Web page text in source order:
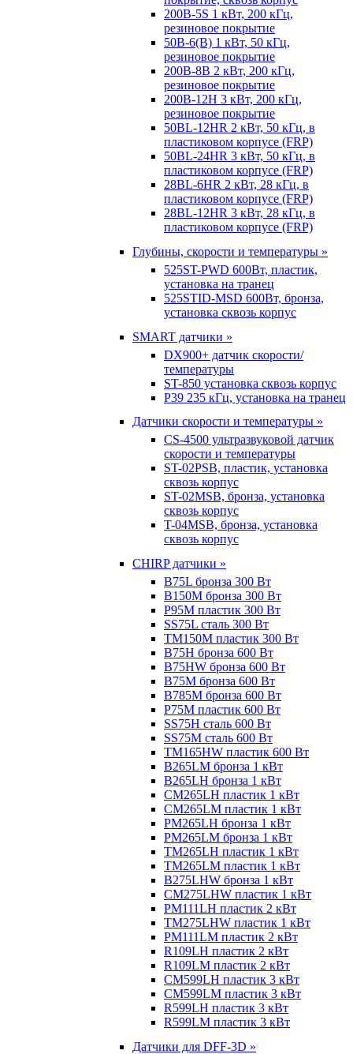
200B-5S 1 кВт, 200 кГц,
резиновое покрытие
50B-6(B) 1 кВт, 50 кГц,
резиновое покрытие
200B-8B 2 кВт, 200 кГц,
резиновое покрытие
200B-12H 3 кВт, 200 кГц,
резиновое покрытие
50BL-12HR 2 кВт, 50 кГц, в
пластиковом корпусе (FRP)
50BL-24HR 3 кВт, 50 кГц, в
пластиковом корпусе (FRP)
28BL-6HR 2 кВт, 28 кГц, в
пластиковом корпусе (FRP)
28BL-12HR 3 кВт, 28 кГц, в
пластиковом корпусе (FRP)
Глубины, скорости и температуры »
525ST-PWD 600Вт, пластик,
установка на транец
525STID-MSD 600Вт, бронза,
установка сквозь корпус
SMART датчики »
DX900+ датчик скорости/
температуры
ST-850 установка сквозь корпус
P39 235 кГц, установка на транец
Датчики скорости и температуры »
CS-4500 ультразвуковой датчик
скорости и температуры
ST-02PSB, пластик, установка
сквозь корпус
ST-02MSB, бронза, установка
сквозь корпус
T-04MSB, бронза, установка
сквозь корпус
CHIRP датчики »
B75L бронза 300 Вт
B150M бронза 300 Вт
P95M пластик 300 Вт
SS75L сталь 300 Вт
TM150M пластик 300 Вт
B75H бронза 600 Вт
B75HW бронза 600 Вт
B75M бронза 600 Вт
B785M бронза 600 Вт
P75M пластик 600 Вт
SS75H сталь 600 Вт
SS75M сталь 600 Вт
TM165HW пластик 600 Вт
B265LM бронза 1 кВт
B265LH бронза 1 кВт
CM265LH пластик 1 кВт
CM265LM пластик 1 кВт
PM265LH бронза 1 кВт
PM265LM бронза 1 кВт
TM265LH пластик 1 кВт
TM265LM пластик 1 кВт
B275LHW бронза 1 кВт
CM275LHW пластик 1 кВт
PM111LH пластик 2 кВт
TM275LHW пластик 1 кВт
PM111LM пластик 2 кВт
R109LH пластик 2 кВт
R109LM пластик 2 кВт
CM599LH пластик 3 кВт
CM599LM пластик 3 кВт
R599LH пластик 3 кВт
R599LM пластик 3 кВт
Датчики для DFF-3D »